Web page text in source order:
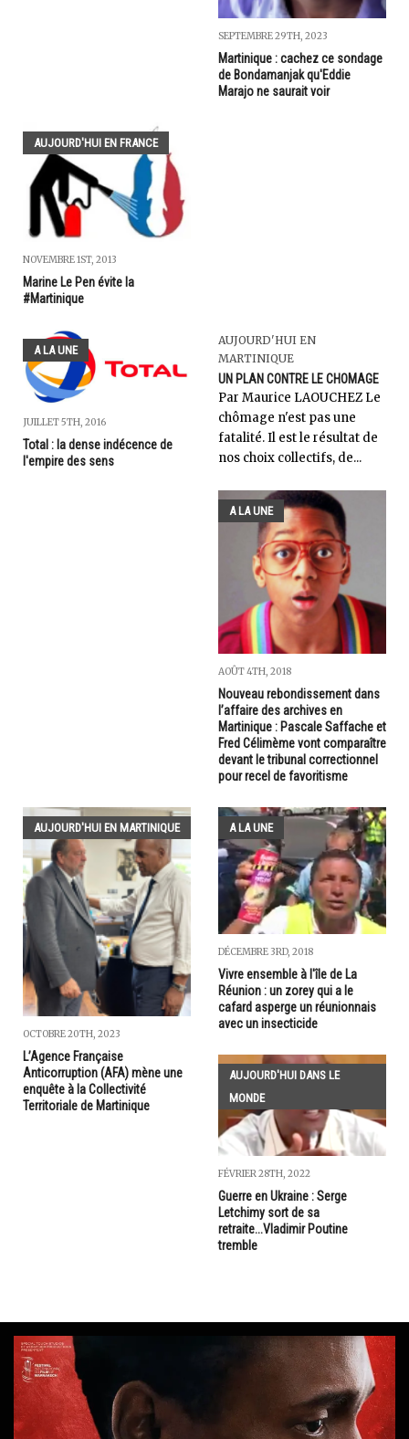
SEPTEMBRE 29TH, 2023
Martinique : cachez ce sondage
de Bondamanjak qu'Eddie
Marajo ne saurait voir
AUJOURD'HUI EN FRANCE
NOVEMBRE 1ST, 2013
Marine Le Pen évite la
#Martinique
A LA UNE
JUILLET 5TH, 2016
Total : la dense indécence de
l'empire des sens
AUJOURD'HUI EN
MARTINIQUE
UN PLAN CONTRE LE CHOMAGE
Par Maurice LAOUCHEZ Le
chômage n'est pas une
fatalité. Il est le résultat de
nos choix collectifs, de...
A LA UNE
AOÛT 4TH, 2018
Nouveau rebondissement dans
l’affaire des archives en
Martinique : Pascale Saffache et
Fred Célimème vont comparaître
devant le tribunal correctionnel
pour recel de favoritisme
AUJOURD'HUI EN MARTINIQUE
OCTOBRE 20TH, 2023
L’Agence Française
Anticorruption (AFA) mène une
enquête à la Collectivité
Territoriale de Martinique
A LA UNE
DÉCEMBRE 3RD, 2018
Vivre ensemble à l'île de La
Réunion : un zorey qui a le
cafard asperge un réunionnais
avec un insecticide
AUJOURD'HUI DANS LE
MONDE
FÉVRIER 28TH, 2022
Guerre en Ukraine : Serge
Letchimy sort de sa
retraite...Vladimir Poutine
tremble